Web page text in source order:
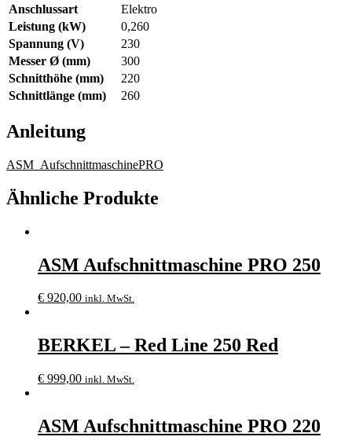
Anschlussart
Elektro
Leistung (kW)
0,260
Spannung (V)
230
Messer Ø (mm)
300
Schnitthöhe (mm)
220
Schnittlänge (mm)
260
Anleitung
ASM_AufschnittmaschinePRO
Ähnliche Produkte
ASM Aufschnittmaschine PRO 250
€ 920,00 inkl. MwSt.
BERKEL – Red Line 250 Red
€ 999,00 inkl. MwSt.
ASM Aufschnittmaschine PRO 220